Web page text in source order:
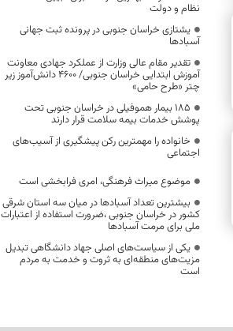
نظام و دولت
یشتازی خراسان جنوبی در پرونده ثبت جهانی
آسبادها
تقدیر مقام عالی وزارت از عملکرد جهادی معاونت
آموزش ابتدایی خراسان جنوبی/ ۴۶۰۰ دانش‌آموز زیر
چتر «طرح حامی»
۱۸۵ بیمار هموفیلی در خراسان جنوبی تحت
پوشش خدمات بیمه سلامت قرار دارند
خانواده را مهمترین رکن پیشگیری از آسیب‌های
اجتماعی
موضوع میراث فرهنگی، امری فرابخشی است
بیشترین تعداد آسبادها در میان سه استان شرقی
کشور در خراسان جنوبی ،ضرورت استفاده از اعتبارات
ملی برای مرمت آسبادها
یکی از سیاست‌های اصلی جهاد دانشگاهی تبدیل
مزیت‌های منطقه‌ای به ثروت و خدمت به مردم
است